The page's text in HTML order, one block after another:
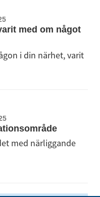
med om något
i din närhet, varit
med närliggande